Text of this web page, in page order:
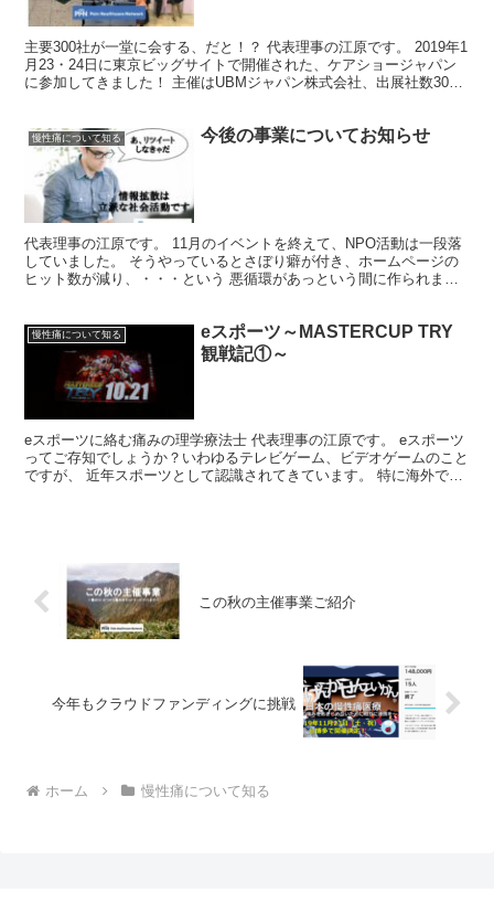
主要300社が一堂に会する、だと！？ 代表理事の江原です。 2019年1
月23・24日に東京ビッグサイトで開催された、ケアショージャパン
に参加してきました！ 主催はUBMジャパン株式会社、出展社数300
慢性痛について知る 今後の事業についてお知らせ
代表理事の江原です。 11月のイベントを終えて、NPO活動は一段落
していました。 そうやっているとさぼり癖が付き、ホームページの
ヒット数が減り、・・・という 悪循環があっという間に作られます
慢性痛について知る
eスポーツ～MASTERCUP TRY
観戦記①～
eスポーツに絡む痛みの理学療法士 代表理事の江原です。 eスポーツ
ってご存知でしょうか？いわゆるテレビゲーム、ビデオゲームのこと
ですが、 近年スポーツとして認識されてきています。 特に海外で
この秋の主催事業ご紹介
今年もクラウドファンディングに挑戦
ホーム 慢性痛について知る